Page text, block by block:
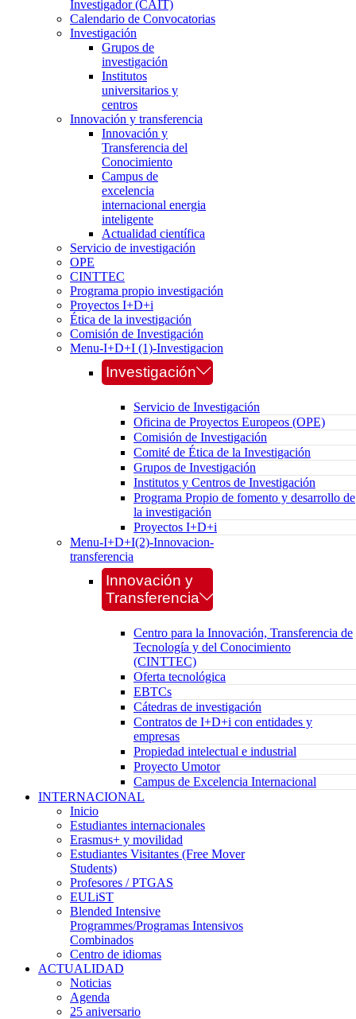
Investigador (CAIT)
Calendario de Convocatorias
Investigación
Grupos de
investigación
Institutos
universitarios y
centros
Innovación y transferencia
Innovación y
Transferencia del
Conocimiento
Campus de
excelencia
internacional energia
inteligente
Actualidad científica
Servicio de investigación
OPE
CINTTEC
Programa propio investigación
Proyectos I+D+i
Ética de la investigación
Comisión de Investigación
Menu-I+D+I (1)-Investigacion
Investigación
Servicio de Investigación
Oficina de Proyectos Europeos (OPE)
Comisión de Investigación
Comité de Ética de la Investigación
Grupos de Investigación
Institutos y Centros de Investigación
Programa Propio de fomento y desarrollo de
la investigación
Proyectos I+D+i
Menu-I+D+I(2)-Innovacion-
transferencia
Innovación y
Transferencia
Centro para la Innovación, Transferencia de
Tecnología y del Conocimiento
(CINTTEC)
Oferta tecnológica
EBTCs
Cátedras de investigación
Contratos de I+D+i con entidades y
empresas
Propiedad intelectual e industrial
Proyecto Umotor
Campus de Excelencia Internacional
INTERNACIONAL
Inicio
Estudiantes internacionales
Erasmus+ y movilidad
Estudiantes Visitantes (Free Mover
Students)
Profesores / PTGAS
EULiST
Blended Intensive
Programmes/Programas Intensivos
Combinados
Centro de idiomas
ACTUALIDAD
Noticias
Agenda
25 aniversario